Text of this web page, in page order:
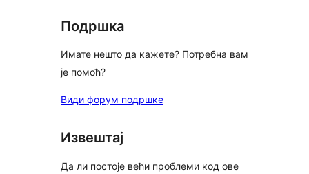
Подршка
Имате нешто да кажете? Потребна вам
је помоћ?
Види форум подршке
Извештај
Да ли постоје већи проблеми код ове